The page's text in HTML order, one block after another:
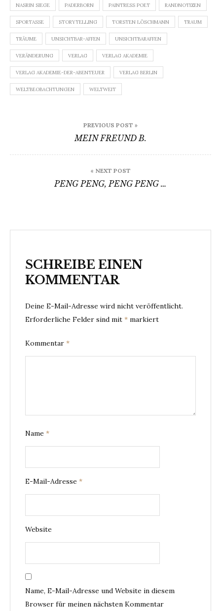
NASRIN SIEGE PADERBORN PAINTRESS POET RANDNOTIZEN
SPORTASSE STORYTELLING TORSTEN LÖSCHMANN TRAUM
TRÄUME UNSICHTBAR-AFFEN UNSICHTBARAFFEN
VERÄNDERUNG VERLAG VERLAG AKADEMIE
VERLAG AKADEMIE-DER-ABENTEUER VERLAG BERLIN
WELTBEOBACHTUNGEN WELTWEIT
PREVIOUS POST »
MEIN FREUND B.
« NEXT POST
PENG PENG, PENG PENG …
SCHREIBE EINEN
KOMMENTAR
Deine E-Mail-Adresse wird nicht veröffentlicht.
Erforderliche Felder sind mit * markiert
Kommentar *
Name *
E-Mail-Adresse *
Website
Name, E-Mail-Adresse und Website in diesem
Browser für meinen nächsten Kommentar